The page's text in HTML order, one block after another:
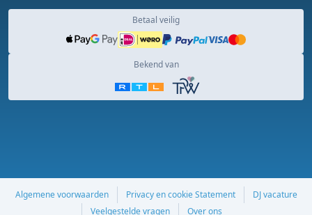
Betaal veilig
Bekend van
Algemene voorwaarden Privacy en cookie Statement
DJ vacature
Veelgestelde vragen
Over ons